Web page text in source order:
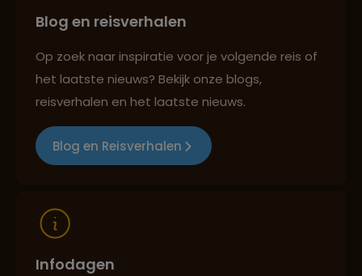
Best beoordeelde reisroutes
Reizen met oog voor mens, cultuur en milieu
Blog en reisverhalen
Op zoek naar inspiratie voor je volgende reis of
het laatste nieuws? Bekijk onze blogs,
reisverhalen en het laatste nieuws.
Blog en Reisverhalen
Infodagen